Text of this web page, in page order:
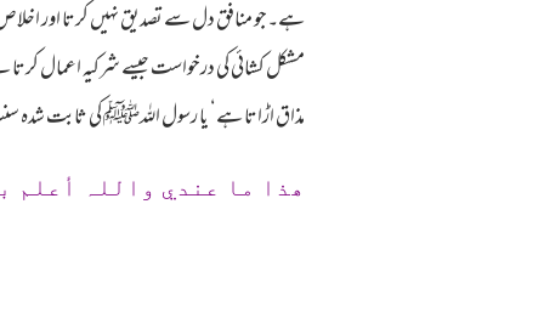
ہے۔جو منافق دل سے تصدیق نہیں کرتا اور اخلاص
مشکل کشائی کی درخواست جیسے شرکیہ اعمال
مذاق اڑاتا ہے‘ یا رسول اللہﷺ کی ثابت شدہ سنت
ھذا ما عندي واللہ أعلم